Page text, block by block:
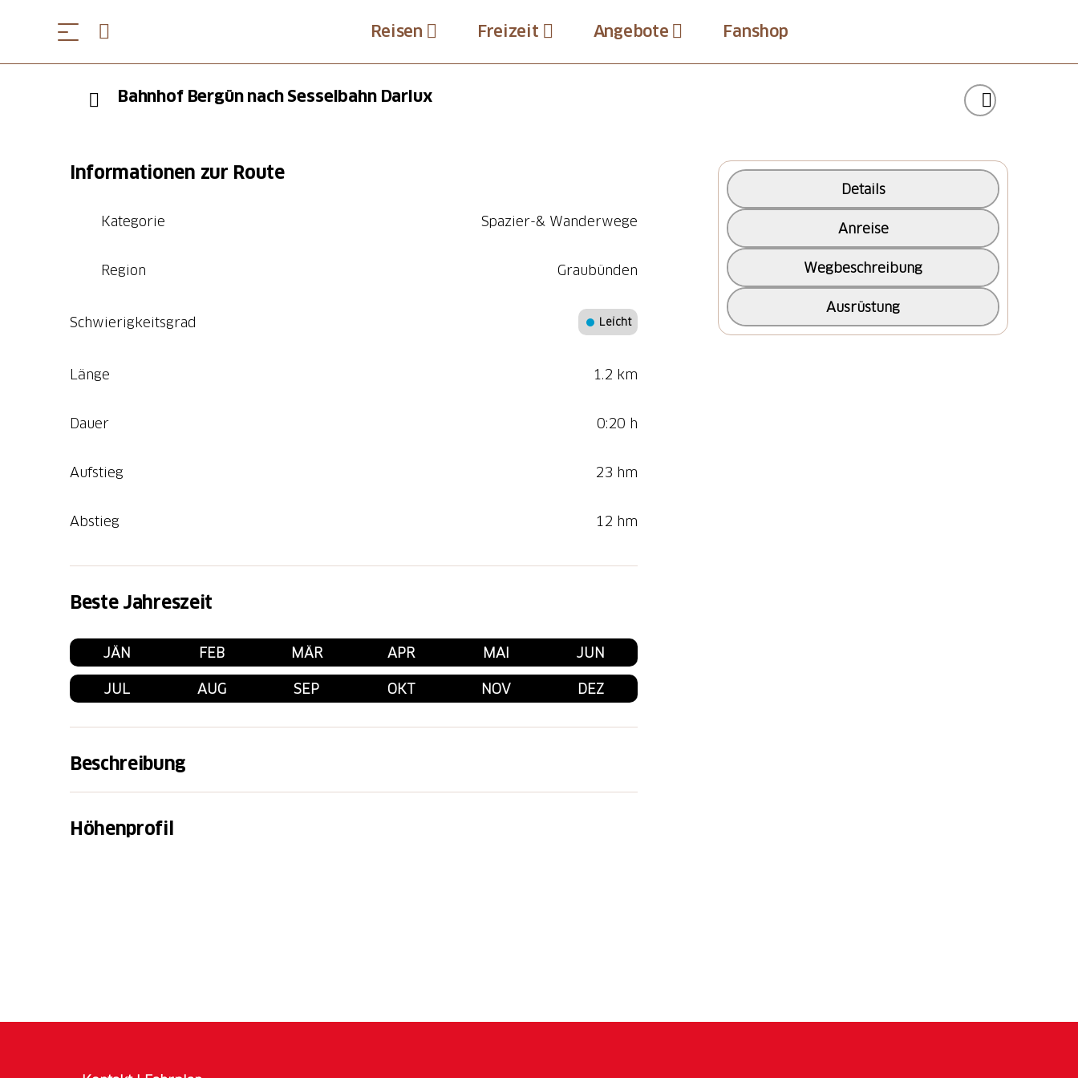
Reisen Freizeit Angebote Fanshop
Bahnhof Bergün nach Sesselbahn Darlux
Informationen zur Route
Kategorie Spazier-& Wanderwege
Region Graubünden
Schwierigkeitsgrad Leicht
Länge 1.2 km
Dauer 0:20 h
Aufstieg 23 hm
Abstieg 12 hm
Beste Jahreszeit
JÄN FEB MÄR APR MAI JUN
JUL AUG SEP OKT NOV DEZ
Beschreibung
durch das malerische Dorf Bergün, das für seine typischen Engadinerhäuser bekannt
ist. Anschliessend geht es entlang der Hauptstrasse (Veja Megstra) in Richtung
Höhenprofil
Details
Anreise
Wegbeschreibung
Ausrüstung